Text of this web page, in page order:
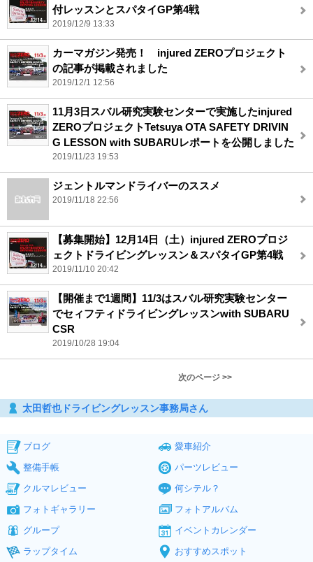
付レッスンとスパタイGP第4戦
2019/12/9 13:33
カーマガジン発売！ injured ZEROプロジェクト
の記事が掲載されました
2019/12/1 12:56
11月3日スバル研究実験センターで実施したinjured
ZEROプロジェクトTetsuya OTA SAFETY DRIVIN
G LESSON with SUBARUレポートを公開しました
2019/11/23 19:53
ジェントルマンドライバーのススメ
2019/11/18 22:56
【募集開始】12月14日（土）injured ZEROプロジ
ェクトドライビングレッスン＆スパタイGP第4戦
2019/11/10 20:42
【開催まで1週間】11/3はスバル研究実験センター
でセィフティドライビングレッスンwith SUBARU
CSR
2019/10/28 19:04
次のページ >>
太田哲也ドライビングレッスン事務局さん
ブログ
愛車紹介
整備手帳
パーツレビュー
クルマレビュー
何シテル？
フォトギャラリー
フォトアルバム
グループ
イベントカレンダー
ラップタイム
おすすめスポット